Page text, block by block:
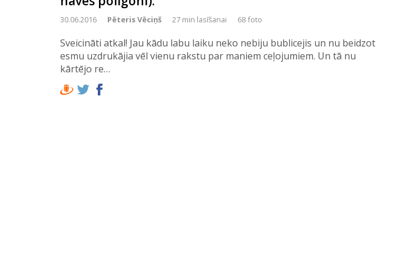
Vārti aiz kuriem vaid zeme (Butovas un Komunarkas
nāves poligoni).
30.06.2016 Pēteris Vēciņš 27 min lasīšanai 68 foto
Sveicināti atkal! Jau kādu labu laiku neko nebiju bublicejis un nu beidzot
esmu uzdrukājia vēl vienu rakstu par maniem ceļojumiem. Un tā nu
kārtējo re…